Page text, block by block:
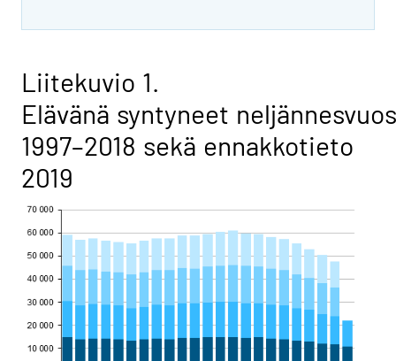
Liitekuvio 1.
Elävänä syntyneet
1997–2018 sekä ennakkotieto
2019